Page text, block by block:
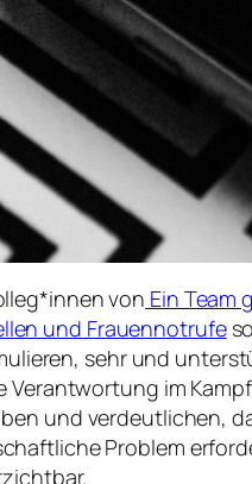
von Ein Team
und Frauennotrufe
sehr und
Verantwortung im
und verdeutlichen,
Problem